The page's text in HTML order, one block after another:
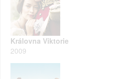
Královna Viktorie
2009